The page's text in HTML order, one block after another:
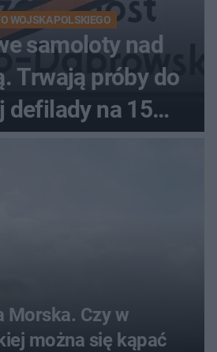
WOJSKA POLSKIEGO
samoloty nad
Trwają próby do
defilady na 15
sierpnia
Morska. Czy w
można się kąpać